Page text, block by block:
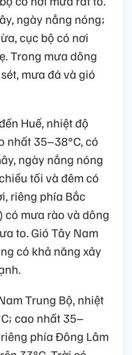
ngày nắng nóng;
cục bộ có nơi
Trong mưa dông
mưa đá và gió
Huế, nhiệt độ
nhất 35–38°C, có
ngày nắng nóng
tối và đêm có
riêng phía Bắc
có mưa rào và dông
to. Gió Tây Nam
có khả năng xảy
Trung Bộ, nhiệt
cao nhất 35–
phía Đông Lâm